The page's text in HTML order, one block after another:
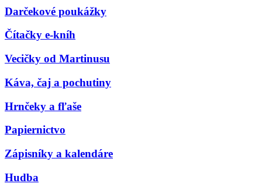
Darčekové poukážky
Čítačky e-kníh
Vecičky od Martinusu
Káva, čaj a pochutiny
Hrnčeky a fľaše
Papiernictvo
Zápisníky a kalendáre
Hudba